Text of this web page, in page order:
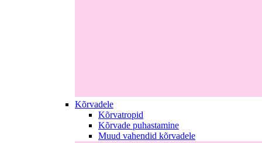
Kõrvadele
Kõrvatropid
Kõrvade puhastamine
Muud vahendid kõrvadele